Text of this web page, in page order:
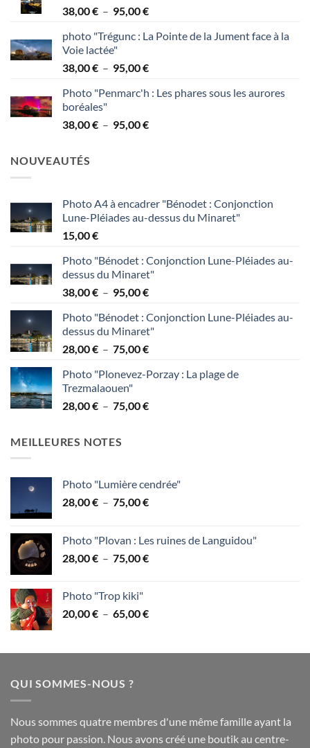
à
38,00€ – 95,00€Plage
prix :
à
photo "Trégunc : La Pointe de la Jument face à la
Voie lactée"
38,00€ – 95,00€Plage
prix :
à
Photo "Penmarc'h : Les phares sous les aurores
boréales"
38,00€ – 95,00€Plage
NOUVEAUTÉS
Photo A4 à encadrer "Bénodet : Conjonction
Lune-Pléiades au-dessus du Minaret"
15,00€
Photo "Bénodet : Conjonction Lune-Pléiades au-
dessus du Minaret"
38,00€ – 95,00€Plage
prix :
38,00 €
à
Photo "Bénodet : Conjonction Lune-Pléiades au-
dessus du Minaret"
28,00€ – 75,00€Plage
prix :
à
Photo "Plonevez-Porzay : La plage de
Trezmalaouen"
28,00€ – 75,00€Plage
MEILLEURES NOTES
Photo "Lumière cendrée"
28,00€ – 75,00€Plage
28,00 €
à
Photo "Plovan : Les ruines de Languidou"
28,00€ – 75,00€Plage
à
Photo "Trop kiki"
20,00€ – 65,00€Plage
20,00 €
QUI SOMMES-NOUS ?
Nous sommes quatre membres d'une même famille ayant la
photo pour passion. Nous avons créé une boutik au centre-